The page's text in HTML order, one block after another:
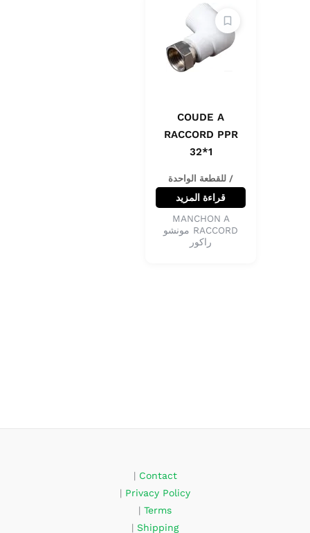
COUDE A
RACCORD PPR
32*1
/ للقطعة الواحدة
قراءة المزيد
MANCHON A
RACCORD مونشو
راكور
Contact
|
Privacy Policy
|
Terms
|
Shipping
|